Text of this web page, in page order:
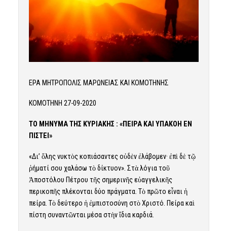
ΕΡΑ ΜΗΤΡΟΠΟΛΙΣ ΜΑΡΩΝΕΙΑΣ ΚΑΙ ΚΟΜΟΤΗΝΗΣ
ΚΟΜΟΤΗΝΗ 27-09-2020
ΤΟ ΜΗΝΥΜΑ ΤΗΣ ΚΥΡΙΑΚΗΣ : «ΠΕΙΡΑ ΚΑΙ ΥΠΑΚΟΗ ΕΝ
ΠΙΣΤΕΙ»
«Δι’ ὅλης νυκτὸς κοπιάσαντες οὐδὲν ἐλάβομεν· ἐπὶ δὲ τῷ
ῥήματί σου χαλάσω τὸ δίκτυον». Στὰ λόγια τοῦ
Ἀποστόλου Πέτρου τῆς σημερινῆς εὐαγγελικῆς
περικοπῆς πλέκονται δύο πράγματα. Τὸ πρῶτο εἶναι ἡ
πείρα. Τὸ δεύτερο ἡ ἐμπιστοσύνη στὸ Χριστό. Πείρα καὶ
πίστη συναντῶνται μέσα στὴν ἴδια καρδιά.